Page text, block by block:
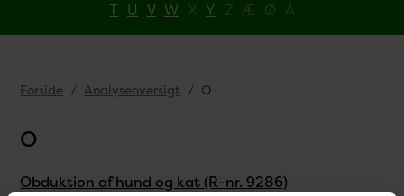
T U V W X Y Z Æ Ø Å
Forside Analyseoversigt O
O
Obduktion af hund og kat (R-nr. 9286)